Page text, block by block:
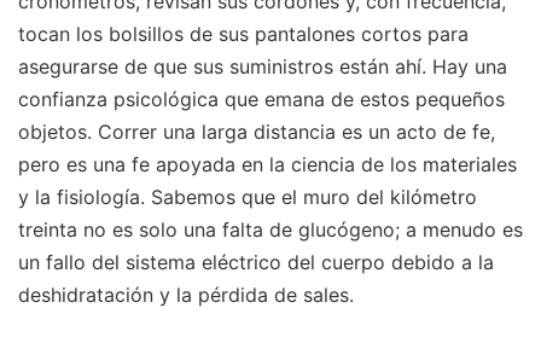
tocan los bolsillos de sus pantalones cortos para
asegurarse de que sus suministros están ahí. Hay una
confianza psicológica que emana de estos pequeños
objetos. Correr una larga distancia es un acto de fe,
pero es una fe apoyada en la ciencia de los materiales
y la fisiología. Sabemos que el muro del kilómetro
treinta no es solo una falta de glucógeno; a menudo es
un fallo del sistema eléctrico del cuerpo debido a la
deshidratación y la pérdida de sales.